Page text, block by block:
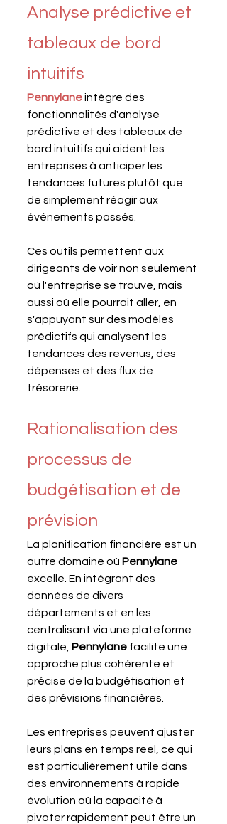
Analyse prédictive et
tableaux de bord
intuitifs
Pennylaneintègre des
fonctionnalités d'analyse
prédictive et des tableaux de
bord intuitifs qui aident les
entreprises à anticiper les
tendances futures plutôt que
de simplement réagir aux
événements passés.
Ces outils permettent aux
dirigeants de voir non seulement
où l'entreprise se trouve, mais
aussi où elle pourrait aller, en
s'appuyant sur des modèles
prédictifs qui analysent les
tendances des revenus, des
dépenses et des flux de
trésorerie.
Rationalisation des
processus de
budgétisation et de
prévision
La planification financière est un
autre domaine où Pennylane
excelle. En intégrant des
données de divers
départements et en les
centralisant via une plateforme
digitale, Pennylane facilite une
approche plus cohérente et
précise de la budgétisation et
des prévisions financières.
Les entreprises peuvent ajuster
leurs plans en temps réel, ce qui
est particulièrement utile dans
des environnements à rapide
évolution où la capacité à
pivoter rapidement peut être un